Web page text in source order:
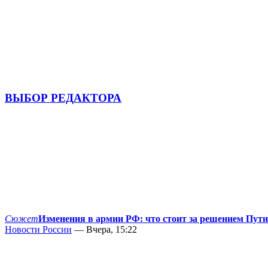
ВЫБОР РЕДАКТОРА
СюжетИзменения в армии РФ: что стоит за решением
Новости России — Вчера, 15:22